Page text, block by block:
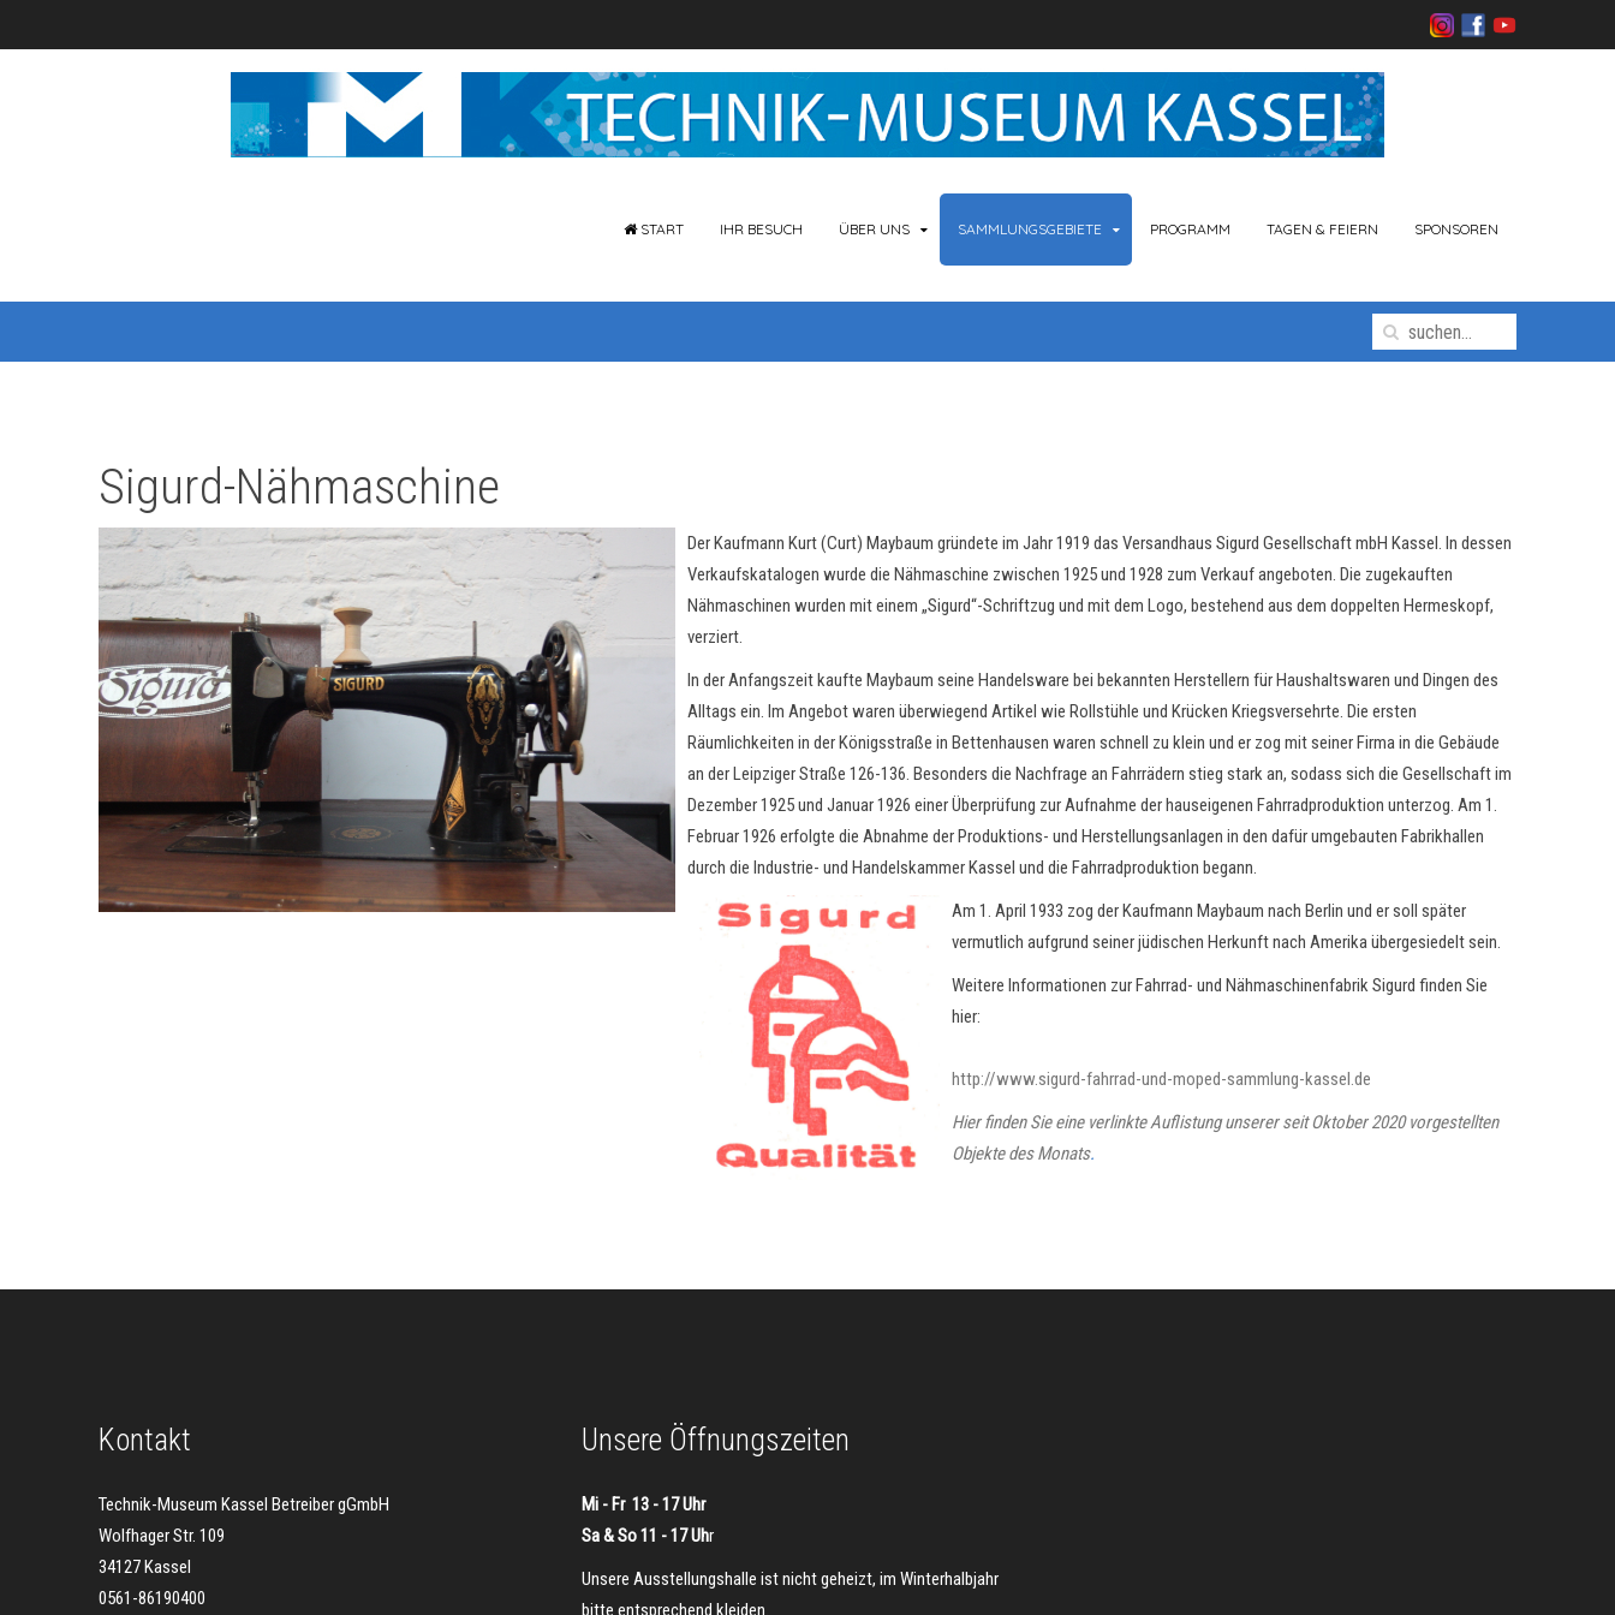
START IHR BESUCH ÜBER UNS SAMMLUNGSGEBIETE PROGRAMM TAGEN & FEIERN SPONSOREN
Sigurd-Nähmaschine
Der Kaufmann Kurt (Curt) Maybaum gründete im Jahr 1919 das Versandhaus Sigurd Gesellschaft mbH Kassel. In dessen
Verkaufskatalogen wurde die Nähmaschine zwischen 1925 und 1928 zum Verkauf angeboten. Die zugekauften
Nähmaschinen wurden mit einem „Sigurd“-Schriftzug und mit dem Logo, bestehend aus dem doppelten Hermeskopf,
verziert.
In der Anfangszeit kaufte Maybaum seine Handelsware bei bekannten Herstellern für Haushaltswaren und Dingen des
Alltags ein. Im Angebot waren überwiegend Artikel wie Rollstühle und Krücken Kriegsversehrte. Die ersten
Räumlichkeiten in der Königsstraße in Bettenhausen waren schnell zu klein und er zog mit seiner Firma in die Gebäude
an der Leipziger Straße 126-136. Besonders die Nachfrage an Fahrrädern stieg stark an, sodass sich die Gesellschaft im
Dezember 1925 und Januar 1926 einer Überprüfung zur Aufnahme der hauseigenen Fahrradproduktion unterzog. Am 1.
Februar 1926 erfolgte die Abnahme der Produktions- und Herstellungsanlagen in den dafür umgebauten Fabrikhallen
durch die Industrie- und Handelskammer Kassel und die Fahrradproduktion begann.
Am 1. April 1933 zog der Kaufmann Maybaum nach Berlin und er soll später
vermutlich aufgrund seiner jüdischen Herkunft nach Amerika übergesiedelt sein.
Weitere Informationen zur Fahrrad- und Nähmaschinenfabrik Sigurd finden Sie
hier:
http://www.sigurd-fahrrad-und-moped-sammlung-kassel.de
Hier finden Sie eine verlinkte Auflistung unserer seit Oktober 2020 vorgestellten
Objekte des Monats.
Kontakt
Technik-Museum Kassel Betreiber gGmbH
Wolfhager Str. 109
34127 Kassel
0561-86190400
Unsere Öffnungszeiten
Mi - Fr 13 - 17 Uhr
Sa & So 11 - 17 Uhr
Unsere Ausstellungshalle ist nicht geheizt, im Winterhalbjahr
bitte entsprechend kleiden.